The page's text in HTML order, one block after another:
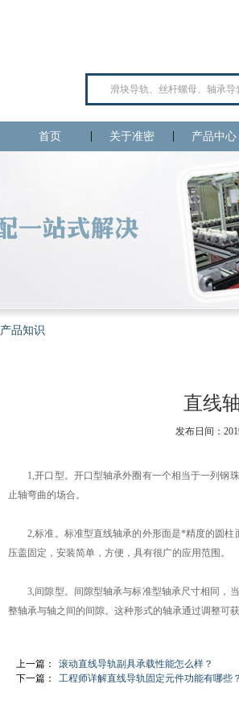
首页 关于准密 产品中心
产品知识
直线
发布日间：
1,开口型。开口型轴承外圈有一个相当于一列钢
止轴弯曲的场合。
2,标准。标准型直线轴承的外形面是*精度的圆柱
压盖固定，安装简单，方便，具有很广的应用范围。
3,间隙型。间隙型轴承与标准型轴承尺寸相同，当
整轴承与轴之间的间隙。这种形式的轴承通过调整可
上一篇：
滚动直线导轨副具承载性能怎么样？
下一篇：
工程师详解直线导轨固定元件功能有哪些？